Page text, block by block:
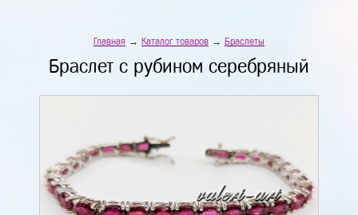
Главная → Каталог товаров → Браслеты
Браслет с рубином серебряный